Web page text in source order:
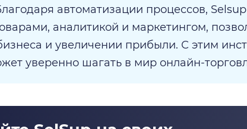
автоматизации процессов,
аналитикой и маркетингом,
и увеличении прибыли. С этим
уверенно шагать в мир онлайн-